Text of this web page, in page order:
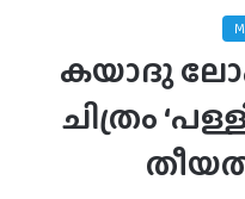
കയാദു
ചിത്രം